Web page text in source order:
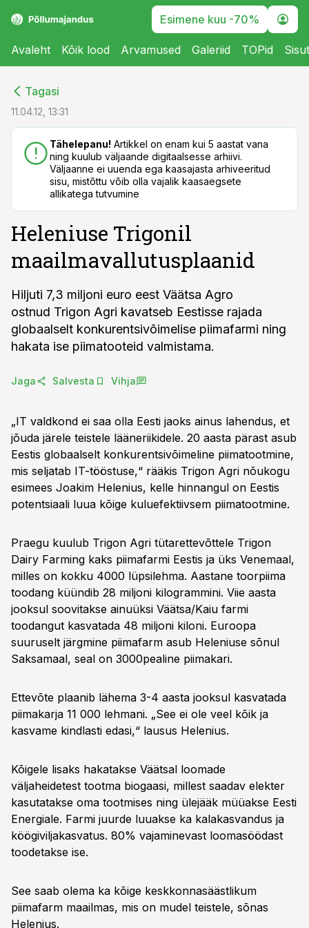
Esimene kuu -70%
Avaleht Kõik lood Arvamused Galeriid TOPid
Tagasi
11.04.12, 13:31
Tähelepanu! Artikkel on enam kui 5 aastat vana
ning kuulub väljaande digitaalsesse arhiivi.
Väljaanne ei uuenda ega kaasajasta arhiveeritud
sisu, mistõttu võib olla vajalik kaasaegsete
allikatega tutvumine
Heleniuse Trigonil
maailmavallutusplaanid
Hiljuti 7,3 miljoni euro eest Väätsa Agro
ostnud Trigon Agri kavatseb Eestisse rajada
globaalselt konkurentsivõimelise piimafarmi ning
hakata ise piimatooteid valmistama.
Jaga Salvesta Vihja
„IT valdkond ei saa olla Eesti jaoks ainus lahendus, et
jõuda järele teistele lääneriikidele. 20 aasta pärast asub
Eestis globaalselt konkurentsivõimeline piimatootmine,
mis seljatab IT-tööstuse,“ rääkis Trigon Agri nõukogu
esimees Joakim Helenius, kelle hinnangul on Eestis
potentsiaali luua kõige kuluefektiivsem piimatootmine.
Praegu kuulub Trigon Agri tütarettevõttele Trigon
Dairy Farming kaks piimafarmi Eestis ja üks Venemaal,
milles on kokku 4000 lüpsilehma. Aastane toorpiima
toodang küündib 28 miljoni kilogrammini. Viie aasta
jooksul soovitakse ainuüksi Väätsa/Kaiu farmi
toodangut kasvatada 48 miljoni kiloni. Euroopa
suuruselt järgmine piimafarm asub Heleniuse sõnul
Saksamaal, seal on 3000pealine piimakari.
Ettevõte plaanib lähema 3-4 aasta jooksul kasvatada
piimakarja 11 000 lehmani. „See ei ole veel kõik ja
kasvame kindlasti edasi,“ lausus Helenius.
Kõigele lisaks hakatakse Väätsal loomade
väljaheidetest tootma biogaasi, millest saadav elekter
kasutatakse oma tootmises ning ülejääk müüakse Eesti
Energiale. Farmi juurde luuakse ka kalakasvandus ja
köögiviljakasvatus. 80% vajaminevast loomasöödast
toodetakse ise.
See saab olema ka kõige keskkonnasäästlikum
piimafarm maailmas, mis on mudel teistele, sõnas
Helenius.